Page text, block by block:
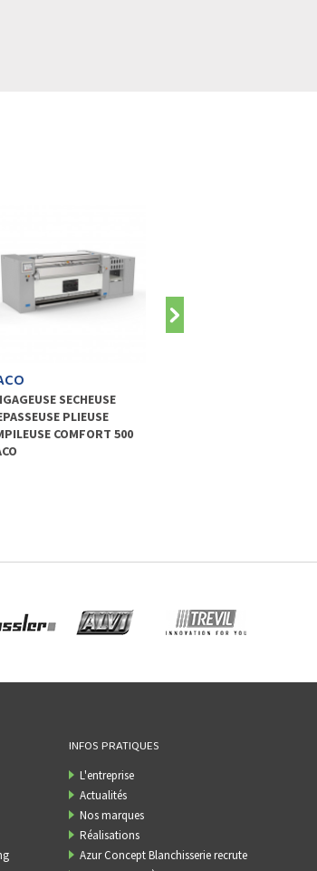
SECHEUSE
PLIEUSE
COMFORT 500
INFOS PRATIQUES
L'entreprise
Actualités
Nos marques
Réalisations
Azur Concept Blanchisserie recrute